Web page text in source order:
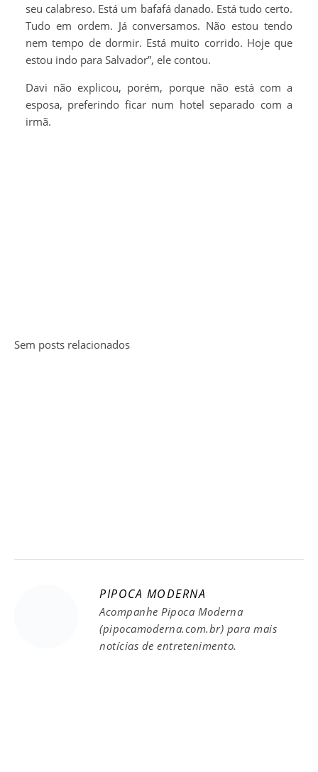
seu calabreso. Está um bafafá danado. Está tudo certo.
Tudo em ordem. Já conversamos. Não estou tendo
nem tempo de dormir. Está muito corrido. Hoje que
estou indo para Salvador”, ele contou.
Davi não explicou, porém, porque não está com a
esposa, preferindo ficar num hotel separado com a
irmã.
Sem posts relacionados
PIPOCA MODERNA
Acompanhe Pipoca Moderna
(pipocamoderna.com.br) para mais
notícias de entretenimento.